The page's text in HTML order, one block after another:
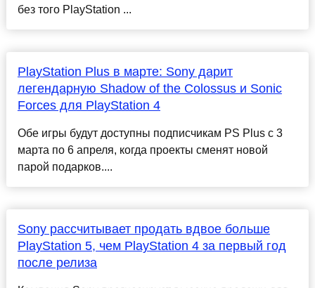
без того PlayStation ...
PlayStation Plus в марте: Sony дарит
легендарную Shadow of the Colossus и Sonic
Forces для PlayStation 4
Обе игры будут доступны подписчикам PS Plus с 3
марта по 6 апреля, когда проекты сменят новой
парой подарков....
Sony рассчитывает продать вдвое больше
PlayStation 5, чем PlayStation 4 за первый год
после релиза